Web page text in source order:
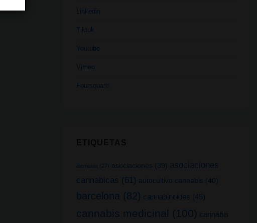
Linkedin
Tiktok
Youtube
Vimeo
Foursquare
alemania (27) asociaciones (39)
asociaciones
cannabicas (61) autocultivo cannabis (40)
barcelona (82) cannabinoides (45)
cannabis medicinal (100) cannabis